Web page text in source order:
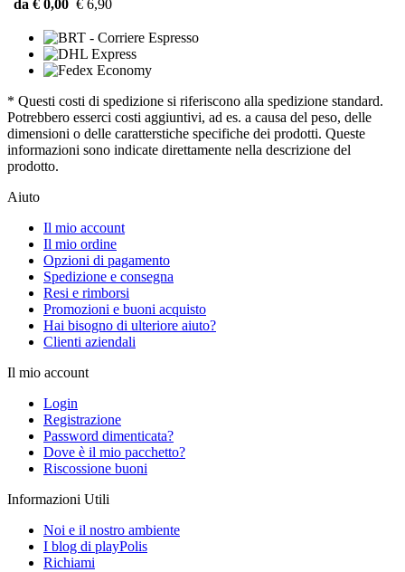
da € 0,00 € 6,90
* Questi costi di spedizione si riferiscono alla spedizione standard.
Potrebbero esserci costi aggiuntivi, ad es. a causa del peso, delle
dimensioni o delle caratterstiche specifiche dei prodotti. Queste
informazioni sono indicate direttamente nella descrizione del
prodotto.
Aiuto
Il mio account
Il mio ordine
Opzioni di pagamento
Spedizione e consegna
Resi e rimborsi
Promozioni e buoni acquisto
Hai bisogno di ulteriore aiuto?
Clienti aziendali
Il mio account
Login
Registrazione
Password dimenticata?
Dove è il mio pacchetto?
Riscossione buoni
Informazioni Utili
Noi e il nostro ambiente
I blog di playPolis
Richiami